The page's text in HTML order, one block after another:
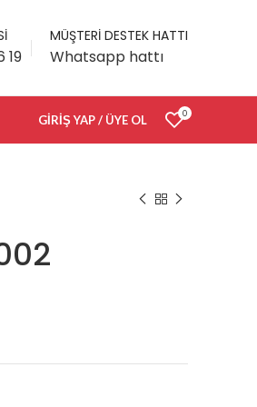
19
MÜŞTERİ DESTEK HATTI
Whatsapp hattı
GIRIŞ YAP / ÜYE OL 0